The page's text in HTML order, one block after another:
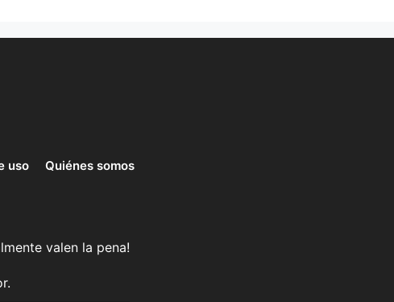
uso Quiénes somos
valen la pena!